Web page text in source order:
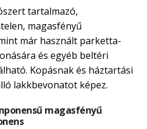
tartalmazó,
magasfényű
már használt parketta-
és egyéb beltéri
Kopásnak és háztartási
lakkbevonatot képez.
magasfényű